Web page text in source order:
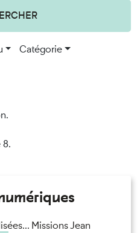
Catégorie
8.
Missions Jean